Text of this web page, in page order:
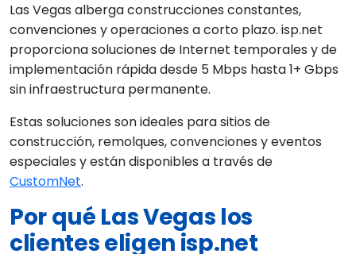
Las Vegas alberga construcciones constantes,
convenciones y operaciones a corto plazo. isp.net
proporciona soluciones de Internet temporales y de
implementación rápida desde 5 Mbps hasta 1+ Gbps
sin infraestructura permanente.
Estas soluciones son ideales para sitios de
construcción, remolques, convenciones y eventos
especiales y están disponibles a través de
CustomNet.
Por qué Las Vegas los
clientes eligen isp.net